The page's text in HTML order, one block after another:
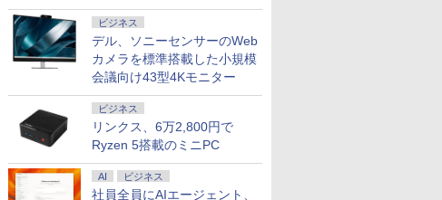
ビジネス
デル、ソニーセンサーのWeb
カメラを標準搭載した小規模
会議向け43型4Kモニター
ビジネス
リンクス、6万2,800円で
Ryzen 5搭載のミニPC
AI ビジネス
社員全員にAIエージェント、